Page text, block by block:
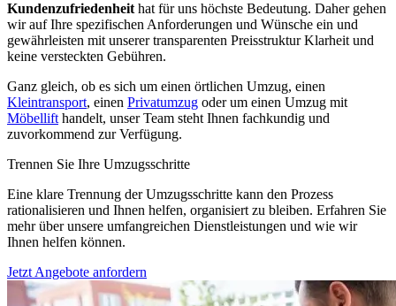
Kundenzufriedenheit hat für uns höchste Bedeutung. Daher gehen
wir auf Ihre spezifischen Anforderungen und Wünsche ein und
gewährleisten mit unserer transparenten Preisstruktur Klarheit und
keine versteckten Gebühren.
Ganz gleich, ob es sich um einen örtlichen Umzug, einen
Kleintransport, einen Privatumzug oder um einen Umzug mit
Möbellift handelt, unser Team steht Ihnen fachkundig und
zuvorkommend zur Verfügung.
Trennen Sie Ihre Umzugsschritte
Eine klare Trennung der Umzugsschritte kann den Prozess
rationalisieren und Ihnen helfen, organisiert zu bleiben. Erfahren Sie
mehr über unsere umfangreichen Dienstleistungen und wie wir
Ihnen helfen können.
Jetzt Angebote anfordern